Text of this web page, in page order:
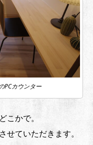
PCカウンター
こかで。
せていただきます。